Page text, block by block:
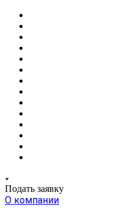
Подать заявку
О компании